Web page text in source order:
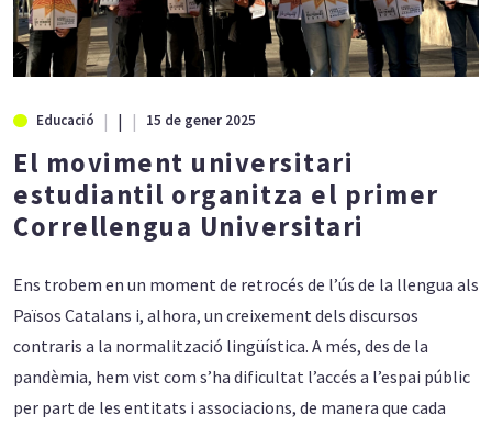
Educació | 15 de gener 2025
El moviment universitari
estudiantil organitza el primer
Correllengua Universitari
Ens trobem en un moment de retrocés de l’ús de la llengua als
Països Catalans i, alhora, un creixement dels discursos
contraris a la normalització lingüística. A més, des de la
pandèmia, hem vist com s’ha dificultat l’accés a l’espai públic
per part de les entitats i associacions, de manera que cada